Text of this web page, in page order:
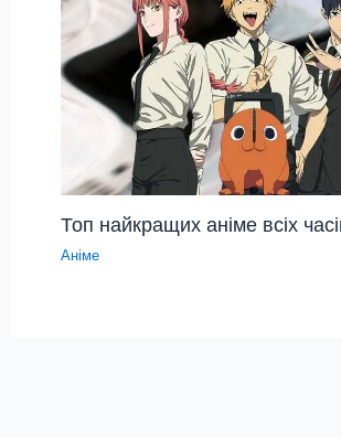
Топ найкращих аніме всіх
Аніме